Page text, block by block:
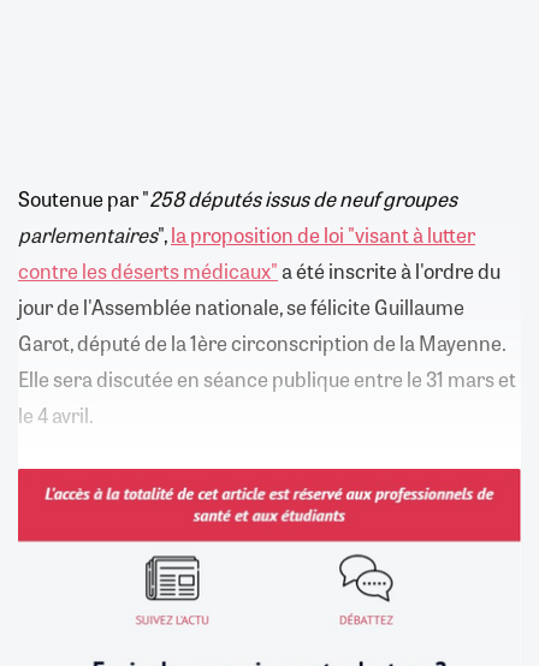
Soutenue par "258 députés issus de neuf groupes
parlementaires",la proposition de loi "visant à lutter
contre les déserts médicaux" a été inscrite à l'ordre du
jour de l'Assemblée nationale, se félicite Guillaume
Garot, député de la 1ère circonscription de la Mayenne.
Elle sera discutée en séance publique entre le 31 mars et
le 4 avril.